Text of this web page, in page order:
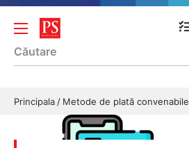
Principala Metode de plată convenabile